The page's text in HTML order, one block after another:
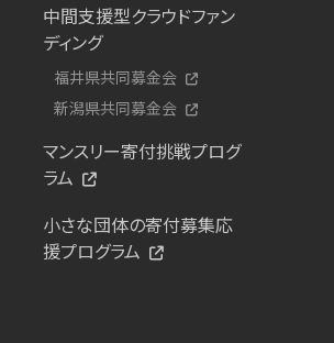
中間支援型クラウドファン
ディング
福井県共同募金会
新潟県共同募金会
マンスリー寄付挑戦プログ
ラム
小さな団体の寄付募集応
援プログラム